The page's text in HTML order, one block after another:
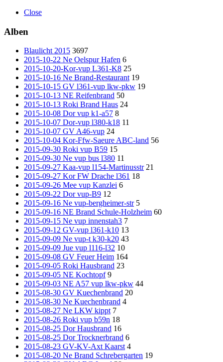
Close
Alben
Blaulicht 2015 3697
2015-10-22 Ne Oelspur Hafen 6
2015-10-20-Kor-vup L361-K8 25
2015-10-16 Ne Brand-Restaurant 19
2015-10-15 GV l361-vup lkw-pkw 19
2015-10-13 NE Reifenbrand 50
2015-10-13 Roki Brand Haus 24
2015-10-08 Dor vup k1-a57 8
2015-10-07 Dor-vup l380-k18 11
2015-10-07 GV A46-vup 24
2015-10-04 Kor-Ffw-Saeure ABC-land 56
2015-09-30 Roki vup B59 15
2015-09-30 Ne vup bus l380 11
2015-09-27 Kaa-vup l154-Martinusstr 21
2015-09-27 Kor FW Drache l361 18
2015-09-26 Mee vup Kanzlei 6
2015-09-22 Dor vup-B9 12
2015-09-16 Ne vup-bergheimer-str 5
2015-09-16 NE Brand Schule-Holzheim 60
2015-09-15 Ne vup innenstah3 7
2015-09-12 GV-vup l361-k10 13
2015-09-09 Ne vup-t k30-k20 43
2015-09-09 Jue vup l116-l32 10
2015-09-08 GV Feuer Heim 164
2015-09-05 Roki Hausbrand 23
2015-09-05 NE Kochtopf 9
2015-09-03 NE A57 vup lkw-pkw 44
2015-08-30 GV Kuechenbrand 20
2015-08-30 Ne Kuechenbrand 4
2015-08-27 Ne LKW kippt 7
2015-08-26 Roki vup b59n 18
2015-08-25 Dor Hausbrand 16
2015-08-25 Dor Trocknerbrand 6
2015-08-23 GV-KV-Axt Kaarst 4
2015-08-20 Ne Brand Schrebergarten 19